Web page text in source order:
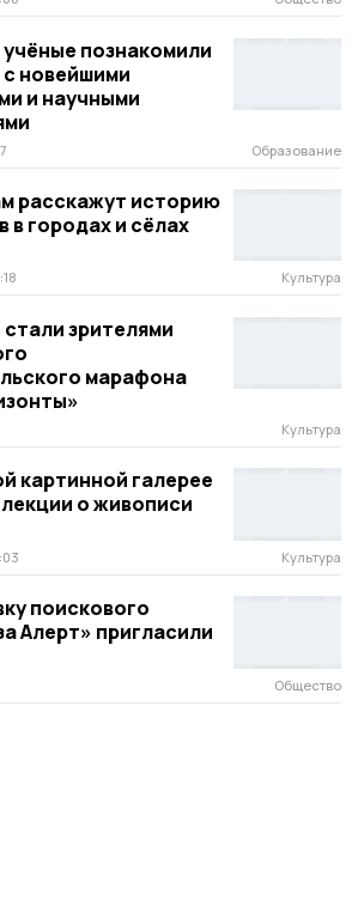
познакомили
новейшими
и научными
Образование
расскажут историю
в городах и сёлах
Культура
зрителями
марафона
Культура
картинной галерее
о живописи
Культура
поискового
Алерт» пригласили
Общество